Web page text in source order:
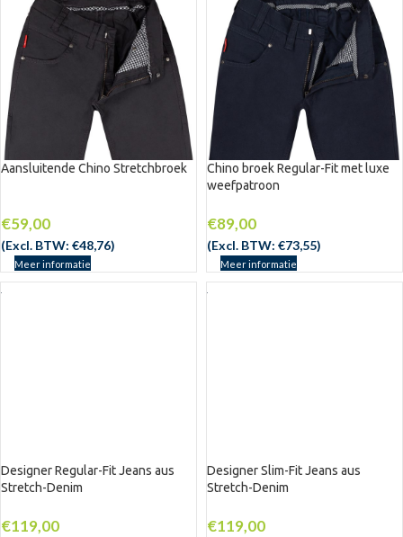
Aansluitende Chino Stretchbroek
€59,00
(Excl. BTW: €48,76)
Meer informatie
UITV
Chino broek Regular-Fit met luxe
weefpatroon
€89,00
(Excl. BTW: €73,55)
Meer informatie
Designer Regular-Fit Jeans aus
Stretch-Denim
€119,00
Designer Slim-Fit Jeans aus
Stretch-Denim
€119,00